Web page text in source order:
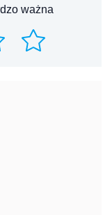
ważna